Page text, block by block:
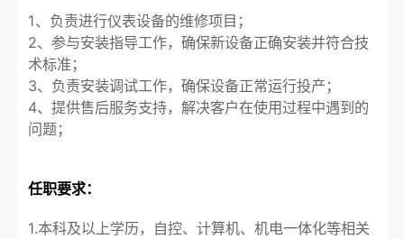
1、负责进行仪表设备的维修项目；
2、参与安装指导工作，确保新设备正确安装并符合技
术标准；
3、负责安装调试工作，确保设备正常运行投产；
4、提供售后服务支持，解决客户在使用过程中遇到的
问题；
任职要求：
1.本科及以上学历，自控、计算机、机电一体化等相关